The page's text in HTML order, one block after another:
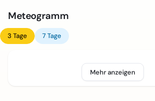
Meteogramm
3 Tage 7 Tage
Mehr anzeigen